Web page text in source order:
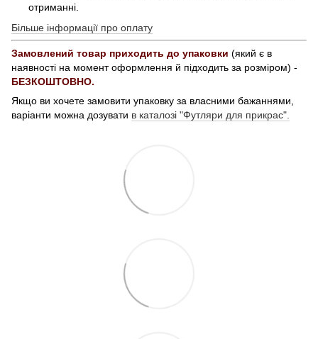
отриманні.
Більше інформації про оплату
Замовлений товар приходить до упаковки (який є в
наявності на момент оформлення й підходить за розміром) -
БЕЗКОШТОВНО.
Якщо ви хочете замовити упаковку за власними бажаннями,
варіанти можна дозувати в каталозі "Футляри для прикрас".